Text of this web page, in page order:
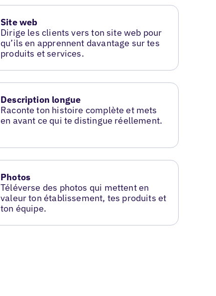
Site web
Dirige les clients vers ton site web pour
qu’ils en apprennent davantage sur tes
produits et services.
Description longue
Raconte ton histoire complète et mets
en avant ce qui te distingue réellement.
Photos
Téléverse des photos qui mettent en
valeur ton établissement, tes produits et
ton équipe.